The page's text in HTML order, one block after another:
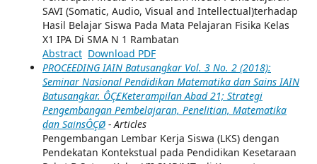
SAVI (Somatic, Audio, Visual and Intellectual)terhadap
Hasil Belajar Siswa Pada Mata Pelajaran Fisika Kelas
X1 IPA Di SMA N 1 Rambatan
Abstract Download PDF
PROCEEDING IAIN Batusangkar Vol. 3 No. 2 (2018):
Seminar Nasional Pendidikan Matematika dan Sains IAIN
Batusangkar. ÔÇ£Keterampilan Abad 21; Strategi
Pengembangan Pembelajaran, Penelitian, Matematika
dan SainsÔÇØ - Articles
Pengembangan Lembar Kerja Siswa (LKS) dengan
Pendekatan Kontekstual pada Pendidikan Kesetaraan